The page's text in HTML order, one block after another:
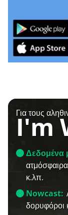
Για τους
I'm
Δεδομένα
κ.λπ.
Nowcast:
δορυφόροι